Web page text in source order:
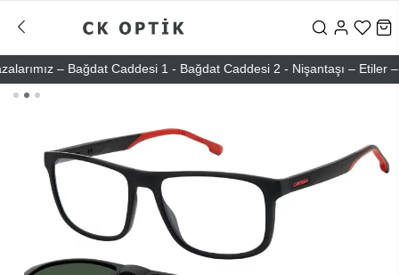
– Bağdat Caddesi 1 - Bağdat Caddesi 2 - Nişantaşı – Etiler –